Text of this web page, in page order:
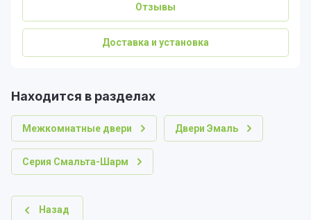
Отзывы
Доставка и установка
Находится в разделах
Межкомнатные двери Двери Эмаль
Серия Смальта-Шарм
Назад